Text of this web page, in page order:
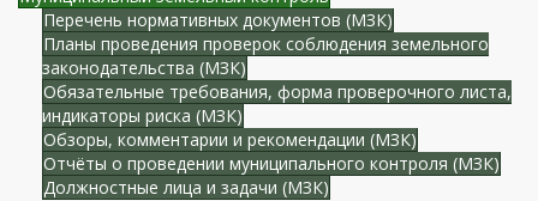
Перечень нормативных документов (МЗК)
Планы проведения проверок соблюдения земельного
законодательства (МЗК)
Обязательные требования, форма проверочного листа,
индикаторы риска (МЗК)
Обзоры, комментарии и рекомендации (МЗК)
Отчёты о проведении муниципального контроля (МЗК)
Должностные лица и задачи (МЗК)